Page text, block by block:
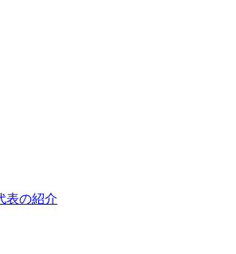
表の紹介